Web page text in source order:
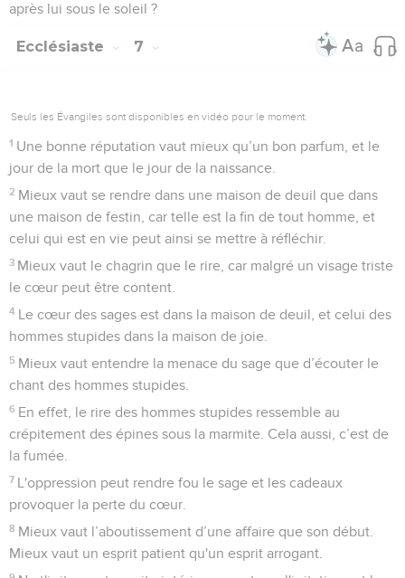
après lui sous le soleil ?
Ecclésiaste 7
Seuls les Évangiles sont disponibles en vidéo pour le moment.
1 Une bonne réputation vaut mieux qu’un bon parfum, et le
jour de la mort que le jour de la naissance.
2 Mieux vaut se rendre dans une maison de deuil que dans
une maison de festin, car telle est la fin de tout homme, et
celui qui est en vie peut ainsi se mettre à réfléchir.
3 Mieux vaut le chagrin que le rire, car malgré un visage triste
le cœur peut être content.
4 Le cœur des sages est dans la maison de deuil, et celui des
hommes stupides dans la maison de joie.
5 Mieux vaut entendre la menace du sage que d’écouter le
chant des hommes stupides.
6 En effet, le rire des hommes stupides ressemble au
crépitement des épines sous la marmite. Cela aussi, c’est de
la fumée.
7 L'oppression peut rendre fou le sage et les cadeaux
provoquer la perte du cœur.
8 Mieux vaut l’aboutissement d’une affaire que son début.
Mieux vaut un esprit patient qu'un esprit arrogant.